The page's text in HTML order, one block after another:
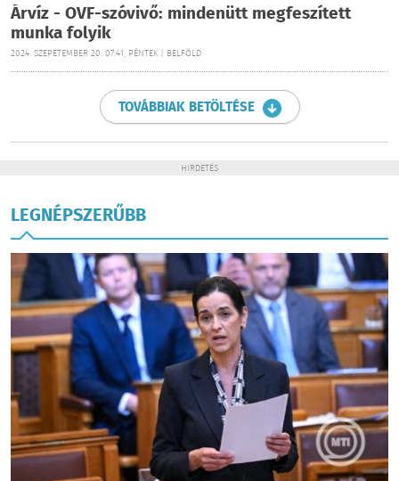
Árvíz - OVF-szóvivő: mindenütt megfeszített
munka folyik
2024. SZEPETEMBER 20. 07:41, PÉNTEK | BELFÖLD
TOVÁBBIAK BETÖLTÉSE
HIRDETÉS
LEGNÉPSZERŰBB